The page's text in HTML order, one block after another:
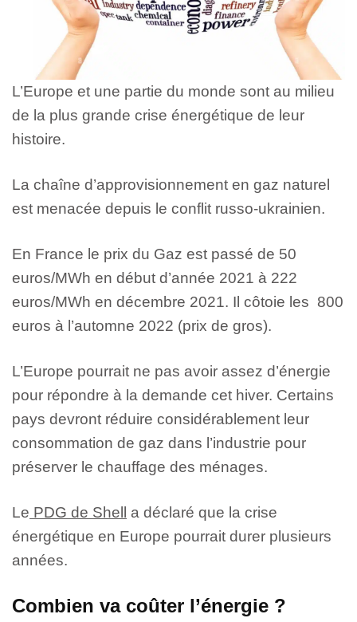
L’Europe et une partie du monde sont au milieu
de la plus grande crise énergétique de leur
histoire.
La chaîne d’approvisionnement en gaz naturel
est menacée depuis le conflit russo-ukrainien.
En France le prix du Gaz est passé de 50
euros/MWh en début d’année 2021 à 222
euros/MWh en décembre 2021. Il côtoie les 800
euros à l’automne 2022 (prix de gros).
L’Europe pourrait ne pas avoir assez d’énergie
pour répondre à la demande cet hiver. Certains
pays devront réduire considérablement leur
consommation de gaz dans l’industrie pour
préserver le chauffage des ménages.
Le PDG de Shell
a déclaré que la crise
énergétique en Europe pourrait durer plusieurs
années.
Combien va coûter l’énergie ?